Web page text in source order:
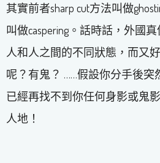
其實前者sharp cut方法叫做
叫做caspering。話時話，外國
人和人之間的不同狀態，而又
呢？有鬼？ ……假設你分手後突
已經再找不到你任何身影或鬼
人地！